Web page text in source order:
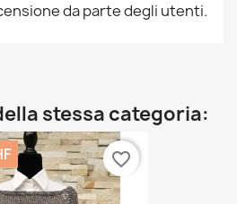
da parte degli utenti.
stessa categoria:
favorite_border